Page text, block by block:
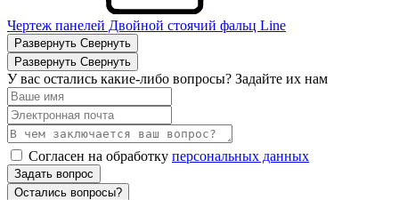
Чертеж панелей Двойной стоячий фальц Line
Развернуть Свернуть
Развернуть Свернуть
У вас остались какие-либо вопросы? Задайте их нам
Согласен на обработку персональных данных
Задать вопрос
Остались вопросы?